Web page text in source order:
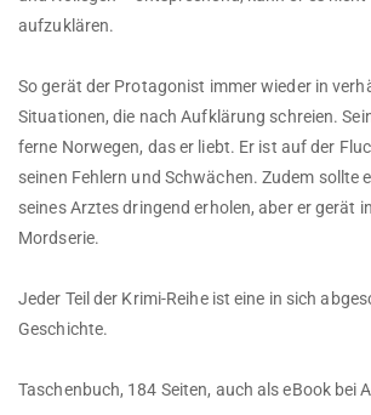
aufzuklären.
So gerät der Protagonist immer wieder in
Situationen, die nach Aufklärung schreien.
ferne Norwegen, das er liebt. Er ist auf der
seinen Fehlern und Schwächen. Zudem sollte
seines Arztes dringend erholen, aber er gerät
Mordserie.
Jeder Teil der Krimi-Reihe ist eine in sich
Geschichte.
Taschenbuch, 184 Seiten, auch als eBook bei